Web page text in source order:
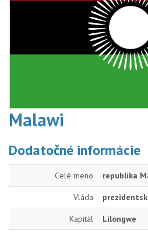
Malawi
Dodatočné informácie
Celé meno republika
Vláda
Kapitál Lilongwe